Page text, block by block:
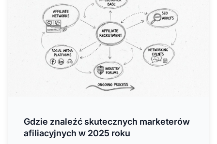
Gdzie znaleźć skutecznych marketerów
afiliacyjnych w 2025 roku